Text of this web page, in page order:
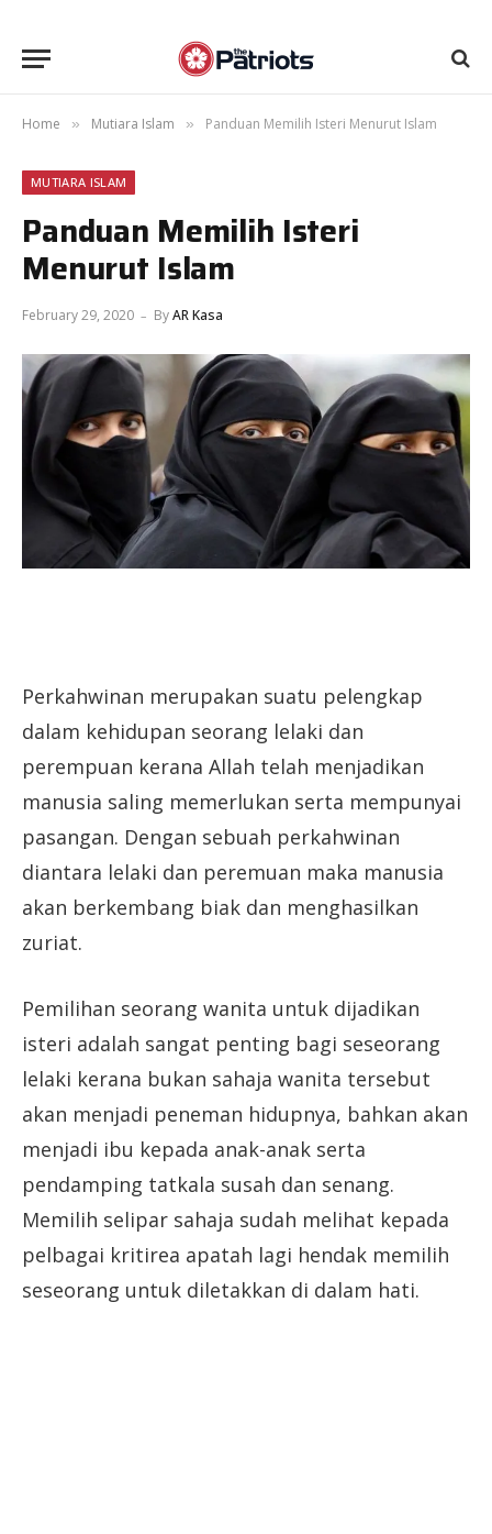
Home » Mutiara Islam » Panduan Memilih Isteri Menurut Islam
MUTIARA ISLAM
Panduan Memilih Isteri
Menurut Islam
February 29, 2020 ByAR Kasa
Perkahwinan merupakan suatu pelengkap
dalam kehidupan seorang lelaki dan
perempuan kerana Allah telah menjadikan
manusia saling memerlukan serta mempunyai
pasangan. Dengan sebuah perkahwinan
diantara lelaki dan peremuan maka manusia
akan berkembang biak dan menghasilkan
zuriat.
Pemilihan seorang wanita untuk dijadikan
isteri adalah sangat penting bagi seseorang
lelaki kerana bukan sahaja wanita tersebut
akan menjadi peneman hidupnya, bahkan akan
menjadi ibu kepada anak-anak serta
pendamping tatkala susah dan senang.
Memilih selipar sahaja sudah melihat kepada
pelbagai kritirea apatah lagi hendak memilih
seseorang untuk diletakkan di dalam hati.